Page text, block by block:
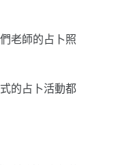
老師的占卜照
的占卜活動都